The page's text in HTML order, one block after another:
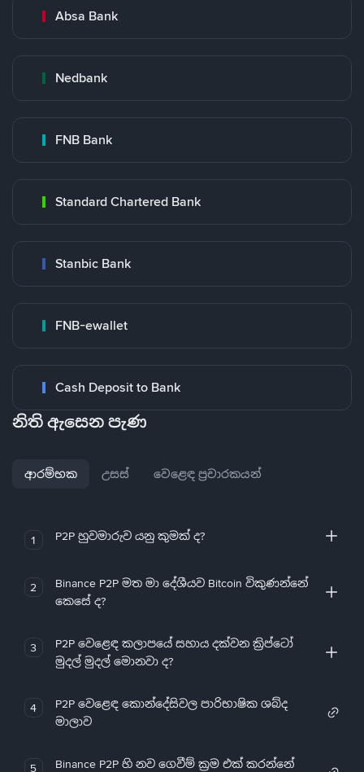
Absa Bank
Nedbank
FNB Bank
Standard Chartered Bank
Stanbic Bank
FNB-ewallet
Cash Deposit to Bank
නිති ඇසෙන පැණ
ආරම්භක උසස් වෙළෙඳ ප්‍රචාරකයන්
1 P2P හුවමාරුව යනු කුමක් ද?
2
Binance P2P මත මා දේශීයව Bitcoin විකුණන්නේ
කෙසේ ද?
3
P2P වෙළෙඳ කලාපයේ සහාය දක්වන ක්‍රිප්ටෝ
මුදල් මුදල් මොනවා ද?
4
P2P වෙළෙඳ කොන්දේසිවල පාරිභාෂික ශබ්ද
මාලාව
5
Binance P2P හි නව ගෙවීම් ක්‍රම එක් කරන්නේ